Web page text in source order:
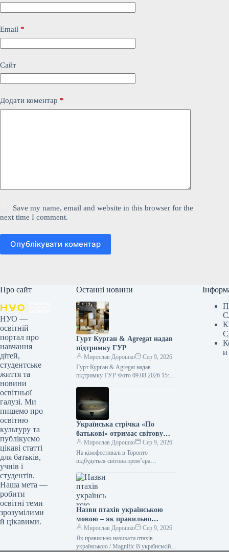
Email *
Сайт
Додати коментар *
Save my name, email and website in this browser for the
next time I comment.
Опублікувати коментар
Про сайт
НУО —
освітній
портал про
навчання
дітей,
студентське
життя та
новини
освітньої
галузі. Ми
пишемо про
освітню
культуру та
публікуємо
цікаві статті
для батьків,
учнів і
студентів.
Наша мета —
робити
освітні теми
зрозумілими
й цікавими.
Останні новини
Гурт Курган & Agregat надав
підтримку ГУР
Мирослав Дорошко
Сер 9, 2026
Гурт Курган & Agregat надав
підтримку ГУР Фото 09.08.2026 15:11
«Артан» отримали нову партію…
Українська стрічка «По
батькові» отримає світову
прем’єру на кінофестивалі в
Торонто
Мирослав Дорошко
Сер 9, 2026
На кінофестивалі в Торонто
відбудеться світова прем’єра
09.08.2026 09:28 Укрінформ На 51-му
міжнародному кінофестивалі у
Торонто,…
Назви птахів українською
мовою – як правильно
назвати лелеку, зозулю,
снігура
Мирослав Дорошко
Сер 9, 2026
Як правильно називати птахів
українською / Magnific В українській
и